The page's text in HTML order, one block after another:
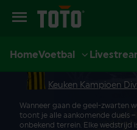
HomeVoetbal
VITESSE
Keuken Kampioen
Wanneer gaan de geel-zwarten
toont je alle aankomende duels
onbekend terrein. Elke wedstrijd